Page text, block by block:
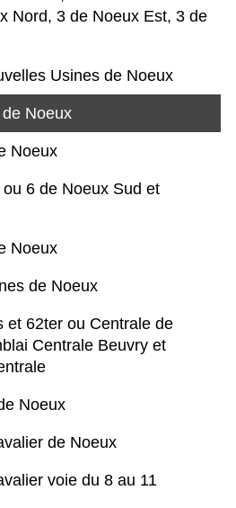
Nord, 3 de Noeux Est, 3 de
Usines de Noeux
Noeux
Noeux
6 de Noeux Sud et
Noeux
de Noeux
et 62ter ou Centrale de
Centrale Beuvry et
Noeux
de Noeux
voie du 8 au 11